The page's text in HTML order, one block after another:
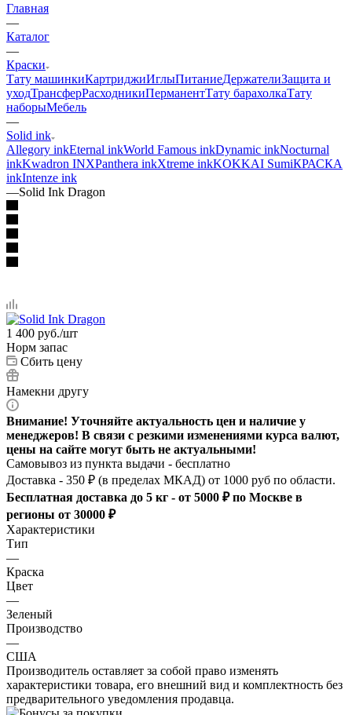
Главная
—
Каталог
—
Краски
Тату машинкиКартриджиИглыПитаниеДержателиЗащита и
уходТрансферРасходникиПерманентТату барахолкаТату
наборыМебель
—
Solid ink
Allegory inkEternal inkWorld Famous inkDynamic inkNocturnal
inkKwadron INXPanthera inkXtreme inkKOKKAI SumiКРАСКА
inkIntenze ink
—Solid Ink Dragon
1 400 руб./шт
Норм запас
Сбить цену
Намекни другу
Внимание! Уточняйте актуальность цен и наличие у
менеджеров! В связи с резкими изменениями курса валют,
цены на сайте могут быть не актуальными!
Самовывоз из пункта выдачи - бесплатно
Доставка - 350 ₽ (в пределах МКАД) от 1000 руб по области.
Бесплатная доставка до 5 кг - от 5000 ₽ по Москве в
регионы от 30000 ₽
Характеристики
Тип
—
Краска
Цвет
—
Зеленый
Производство
—
США
Производитель оставляет за собой право изменять
характеристики товара, его внешний вид и комплектность без
предварительного уведомления продавца.